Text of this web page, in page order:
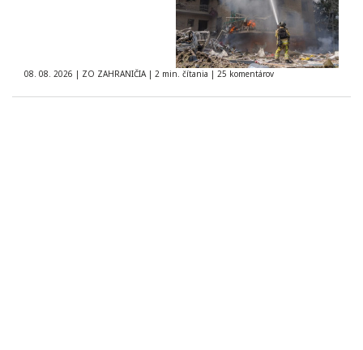
08. 08. 2026 | ZO ZAHRANIČIA | 2 min. čítania | 25 komentárov